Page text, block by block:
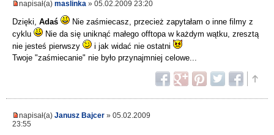
napisał(a) maslinka » 05.02.2009 23:20
Dzięki, Adaś
Nie zaśmiecasz, przecież zapytałam o inne filmy z
cyklu
Nie da się uniknąć małego offtopa w każdym wątku, zresztą
nie jesteś pierwszy
i jak widać nie ostatni
Twoje "zaśmiecanie" nie było przynajmniej celowe...
napisał(a) Janusz Bajcer » 05.02.2009
23:55